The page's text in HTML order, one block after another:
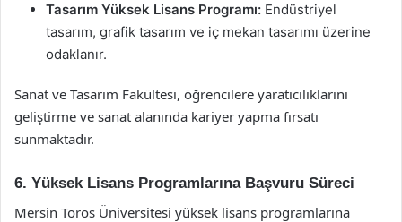
Tasarım Yüksek Lisans Programı: Endüstriyel
tasarım, grafik tasarım ve iç mekan tasarımı üzerine
odaklanır.
Sanat ve Tasarım Fakültesi, öğrencilere yaratıcılıklarını
geliştirme ve sanat alanında kariyer yapma fırsatı
sunmaktadır.
6. Yüksek Lisans Programlarına Başvuru Süreci
Mersin Toros Üniversitesi yüksek lisans programlarına